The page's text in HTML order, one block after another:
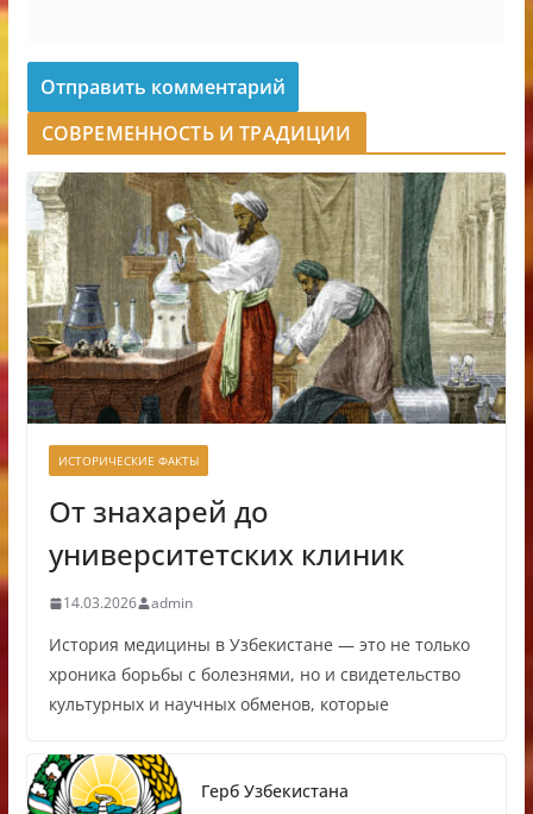
СОВРЕМЕННОСТЬ И ТРАДИЦИИ
ИСТОРИЧЕСКИЕ ФАКТЫ
От знахарей до
университетских клиник
14.03.2026 admin
История медицины в Узбекистане — это не только
хроника борьбы с болезнями, но и свидетельство
культурных и научных обменов, которые
Герб Узбекистана